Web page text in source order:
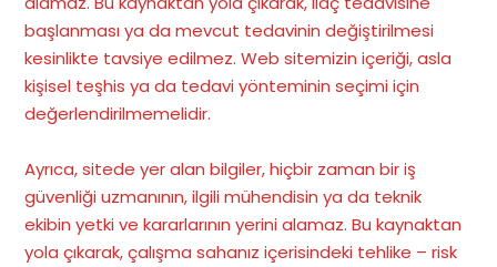
başlanması ya da mevcut tedavinin değiştirilmesi
kesinlikte tavsiye edilmez. Web sitemizin içeriği, asla
kişisel teşhis ya da tedavi yönteminin seçimi için
değerlendirilmemelidir.
Ayrıca, sitede yer alan bilgiler, hiçbir zaman bir iş
güvenliği uzmanının, ilgili mühendisin ya da teknik
ekibin yetki ve kararlarının yerini alamaz. Bu kaynaktan
yola çıkarak, çalışma sahanız içerisindeki tehlike – risk